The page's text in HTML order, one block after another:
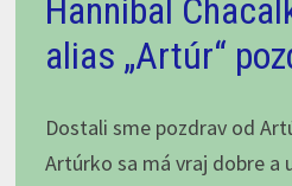
Hannibal
alias „Artúr“
Dostali sme pozdrav od
Artúrko sa má vraj dobre a